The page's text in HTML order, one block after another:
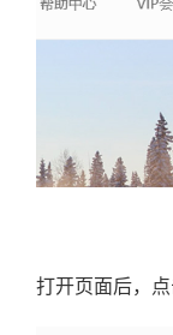
打开页面后，点